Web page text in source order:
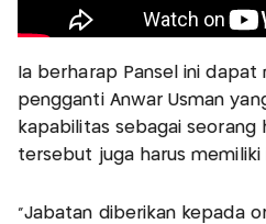
Ia berharap Pansel ini dapat
pengganti Anwar Usman
kapabilitas sebagai seorang
tersebut juga harus memiliki
“Jabatan diberikan kepada